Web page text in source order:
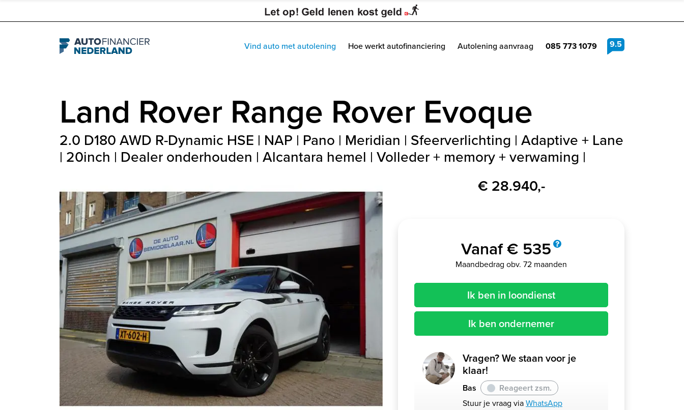
Navigation 9.5
Vind auto met autolening Hoe werkt autofinanciering Autolening aanvraag 085 773 1079
Land Rover Range Rover Evoque
2.0 D180 AWD R-Dynamic HSE | NAP | Pano | Meridian | Sfeerverlichting | Adaptive + Lane
| 20inch | Dealer onderhouden | Alcantara hemel | Volleder + memory + verwaming |
€ 28.940,-
Vanaf € 535
Maandbedrag obv. 72 maanden
Ik ben in loondienst
Ik ben ondernemer
Vragen? We staan voor je
klaar!
Bas
Reageert zsm.
Stuur je vraag viaWhatsApp